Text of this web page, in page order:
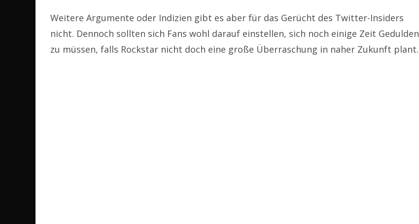
Weitere Argumente oder Indizien gibt es aber für das Gerücht des Twitter-Insiders
nicht. Dennoch sollten sich Fans wohl darauf einstellen, sich noch einige Zeit Gedulden
zu müssen, falls Rockstar nicht doch eine große Überraschung in naher Zukunft plant.